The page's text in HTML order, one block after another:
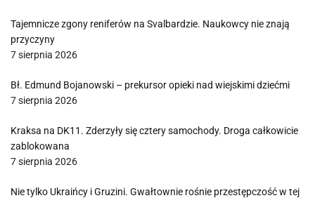
Tajemnicze zgony reniferów na Svalbardzie. Naukowcy nie znają
przyczyny
7 sierpnia 2026
Bł. Edmund Bojanowski – prekursor opieki nad wiejskimi dziećmi
7 sierpnia 2026
Kraksa na DK11. Zderzyły się cztery samochody. Droga całkowicie
zablokowana
7 sierpnia 2026
Nie tylko Ukraińcy i Gruzini. Gwałtownie rośnie przestępczość w tej